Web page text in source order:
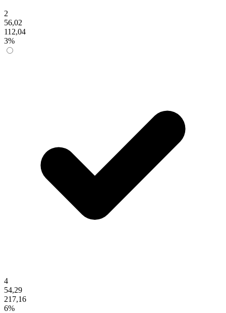
2
56,02
112,04
3%
4
54,29
217,16
6%